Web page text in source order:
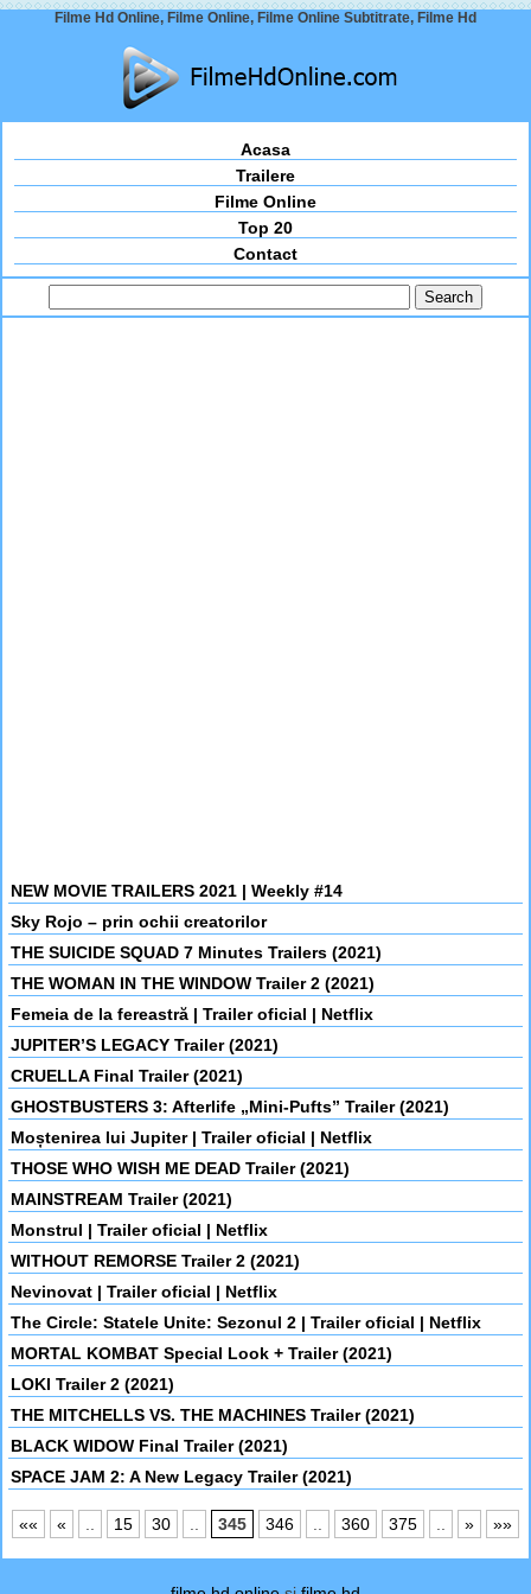
Filme Hd Online, Filme Online, Filme Online Subtitrate, Filme Hd
Acasa
Trailere
Filme Online
Top 20
Contact
NEW MOVIE TRAILERS 2021 | Weekly #14
Sky Rojo – prin ochii creatorilor
THE SUICIDE SQUAD 7 Minutes Trailers (2021)
THE WOMAN IN THE WINDOW Trailer 2 (2021)
Femeia de la fereastră | Trailer oficial | Netflix
JUPITER’S LEGACY Trailer (2021)
CRUELLA Final Trailer (2021)
GHOSTBUSTERS 3: Afterlife „Mini-Pufts” Trailer (2021)
Moștenirea lui Jupiter | Trailer oficial | Netflix
THOSE WHO WISH ME DEAD Trailer (2021)
MAINSTREAM Trailer (2021)
Monstrul | Trailer oficial | Netflix
WITHOUT REMORSE Trailer 2 (2021)
Nevinovat | Trailer oficial | Netflix
The Circle: Statele Unite: Sezonul 2 | Trailer oficial | Netflix
MORTAL KOMBAT Special Look + Trailer (2021)
LOKI Trailer 2 (2021)
THE MITCHELLS VS. THE MACHINES Trailer (2021)
BLACK WIDOW Final Trailer (2021)
SPACE JAM 2: A New Legacy Trailer (2021)
«« « 15 30 345 346 360 375 » »»